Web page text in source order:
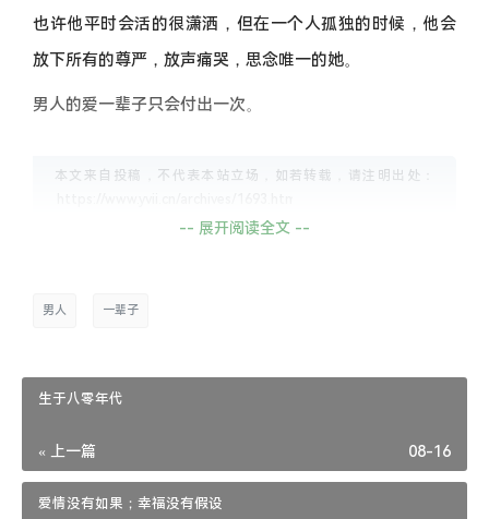
也许他平时会活的很潇洒，但在一个人孤独的时候，他会
放下所有的尊严，放声痛哭，思念唯一的她。
男人的爱一辈子只会付出一次。
本文来自投稿，不代表本站立场，如若转载，请注明出处：
-- 展开阅读全文 --
男人 一辈子
生于八零年代
« 上一篇 08-16
爱情没有如果；幸福没有假设